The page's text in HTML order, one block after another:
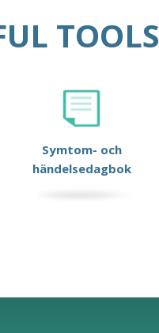
TOOLS
Symtom- och
händelsedagbok